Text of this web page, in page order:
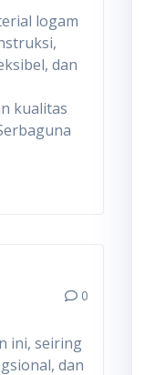
logam
dan
kualitas
0
ini, seiring
dan